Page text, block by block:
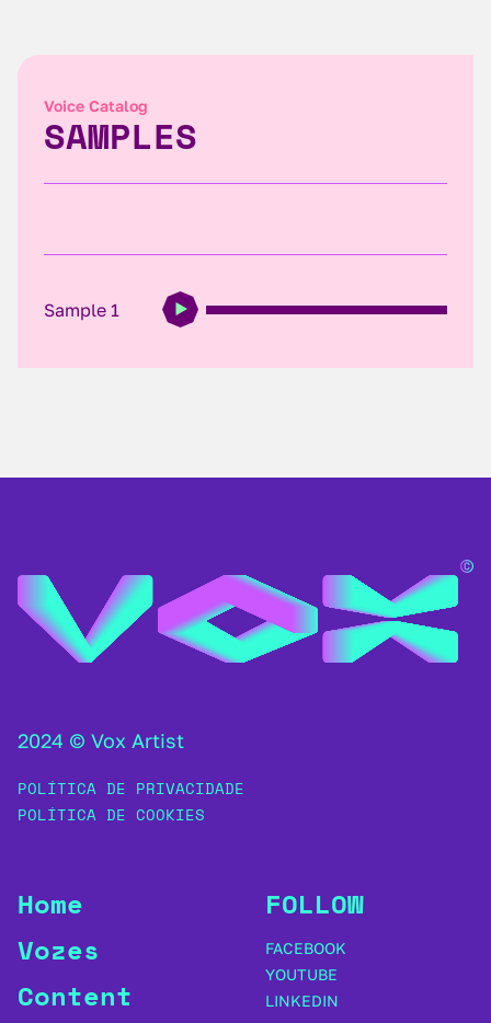
Voice Catalog
SAMPLES
Sample 1
2024 © Vox Artist
POLÍTICA DE PRIVACIDADE
POLÍTICA DE COOKIES
Home
Vozes
Content
FOLLOW
FACEBOOK
YOUTUBE
LINKEDIN